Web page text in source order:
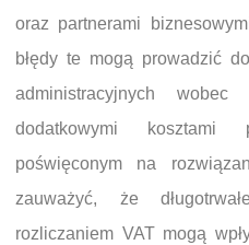
oraz partnerami
błędy te mogą prowadzić
administracyjnych
dodatkowymi kosztami
poświęconym na
zauważyć, że
rozliczaniem VAT mogą